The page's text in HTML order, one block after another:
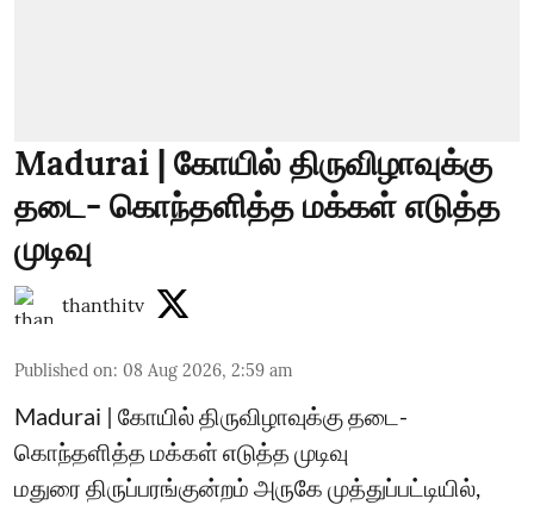
Madurai | கோயில் திருவிழாவுக்கு
தடை- கொந்தளித்த மக்கள் எடுத்த
முடிவு
thanthitv
Published on: 08 Aug 2026, 2:59 am
Madurai | கோயில் திருவிழாவுக்கு தடை-
கொந்தளித்த மக்கள் எடுத்த முடிவு
மதுரை திருப்பரங்குன்றம் அருகே முத்துப்பட்டியில்,